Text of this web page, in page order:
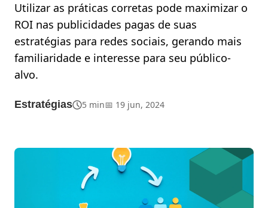
Utilizar as práticas corretas pode maximizar o
ROI nas publicidades pagas de suas
estratégias para redes sociais, gerando mais
familiaridade e interesse para seu público-
alvo.
Estratégias 5 min📅 19 jun, 2024